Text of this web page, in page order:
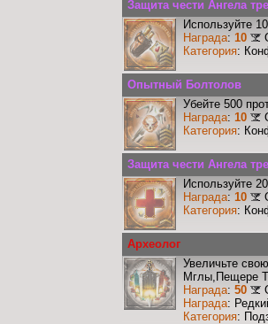
Защита чести Ангела
Используйте
Награда: 10
Категория:
Опытный Болтолов
Убейте 500
Награда: 10
Категория:
Защита чести Ангела
Используйте
Награда: 10
Категория:
Археолог
Увеличьте
Мглы,Пещере
Награда: 50
Награда:
Категория: